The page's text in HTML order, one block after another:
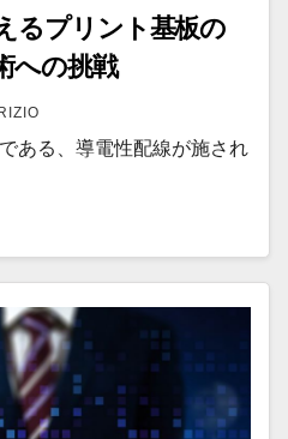
るプリント基板の
への挑戦
ある、導電性配線が施され